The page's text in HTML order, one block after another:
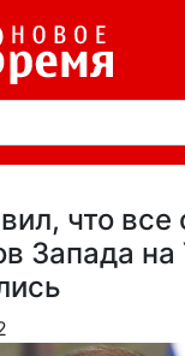
что все
Запада на